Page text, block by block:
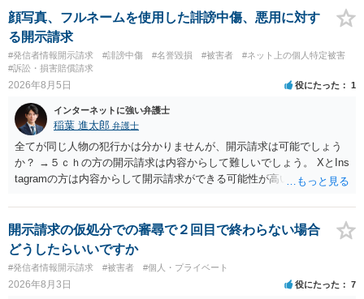
顔写真、フルネームを使用した誹謗中傷、悪用に対す
る開示請求
#発信者情報開示請求 #誹謗中傷 #名誉毀損 #被害者
#ネット上の個人特定被害
#訴訟・損害賠償請求
2026年8月5日 役にたった 1
インターネットに強い弁護士
稲葉 進太郎 弁護士
全てが同じ人物の犯行かは分かりませんが、開示請求は可能でしょう
か？ →５ｃｈの方の開示請求は内容からして難しいでしょう。 XとIns
tagramの方は内容からして開示請求ができる可能性が高いでしょう。
いでしょう。７月中にアカウントが削除されている場合、今から進め
ても失敗する可能性が高いように思われます。 相手を特定できた場
合、相手に全ての弁護士費用を負担させることは可能でしょうか？ →
訴訟外の交渉で相手方が認めれば負担させることができるでしょう。
訴訟で判決となった場合は、実際の弁護士費用が認められる場合と認
められない場合があり何ともいえないところでしょう。
開示請求の仮処分での審尋で２回目で終わらない場合
どうしたらいいですか
#発信者情報開示請求 #被害者 #個人・プライベート
2026年8月3日 役にたった 7